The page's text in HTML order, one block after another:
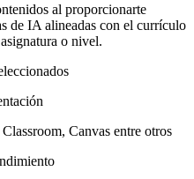
al proporcionarte
de IA alineadas con el currículo
o nivel.
Canvas entre otros